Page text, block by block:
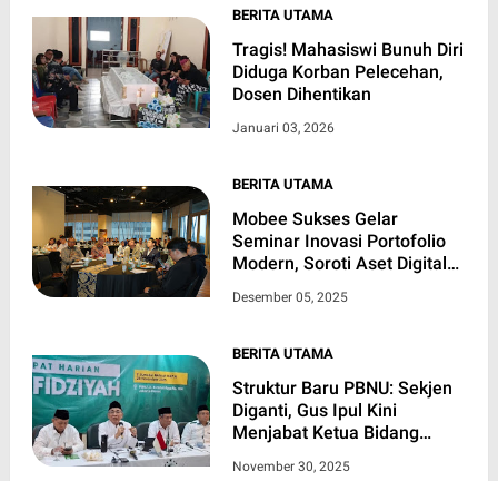
BERITA UTAMA
Tragis! Mahasiswi Bunuh Diri
Diduga Korban Pelecehan,
Dosen Dihentikan
Januari 03, 2026
BERITA UTAMA
Mobee Sukses Gelar
Seminar Inovasi Portofolio
Modern, Soroti Aset Digital
Desember 05, 2025
BERITA UTAMA
Struktur Baru PBNU: Sekjen
Diganti, Gus Ipul Kini
Menjabat Ketua Bidang
November 30, 2025